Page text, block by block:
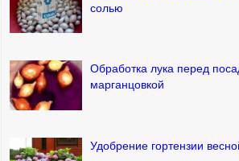
солью
Обработка лука перед
марганцовкой
Удобрение гортензии